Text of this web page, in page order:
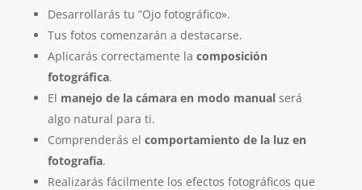
Desarrollarás tu ”Ojo fotográfico».
Tus fotos comenzarán a destacarse.
Aplicarás correctamente la composición
fotográfica.
El manejo de la cámara en modo manualserá
algo natural para ti.
Comprenderás el comportamiento de la luz en
fotografía.
Realizarás fácilmente los efectos fotográficos que